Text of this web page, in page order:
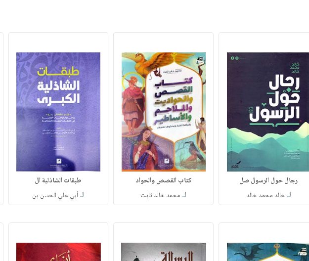
رجال حول الرسول صل
لـخالد محمد خالد
كتاب القصص والحواد
لـ محمد خالد ثابت
طبقات الشاذلية ال
لـأبي علي الحسن بن